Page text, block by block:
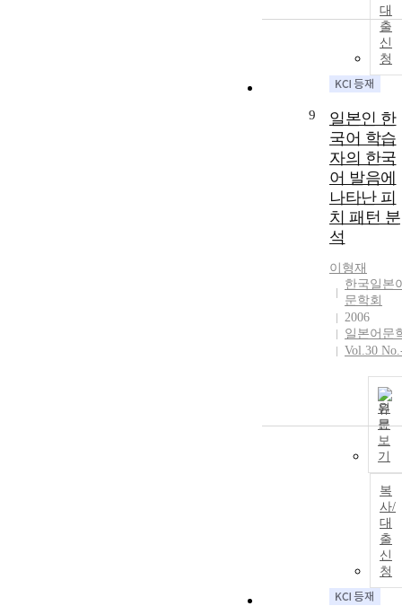
대
출
신
청
9
일본인 한
국어 학습
자의 한국
어 발음에
나타난 피
치 패턴 분
석
이형재
한국일본
문학회
2006
일본어문
Vol.30
원
문
보
기
복
사/
대
출
신
청